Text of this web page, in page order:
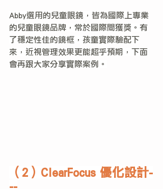
Abby選用的兒童眼鏡，皆為國際上專業
的兒童眼鏡品牌，常於國際間獲獎。有
了穩定性佳的鏡框，孩童實際驗配下
來，近視管理效果更能超乎預期，下面
會再跟大家分享實際案例。
（2）ClearFocus 優化設計-
--